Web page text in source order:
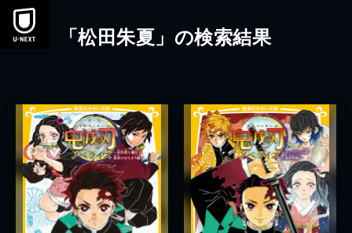
本文へスキップ
「松田朱夏」の検索結果